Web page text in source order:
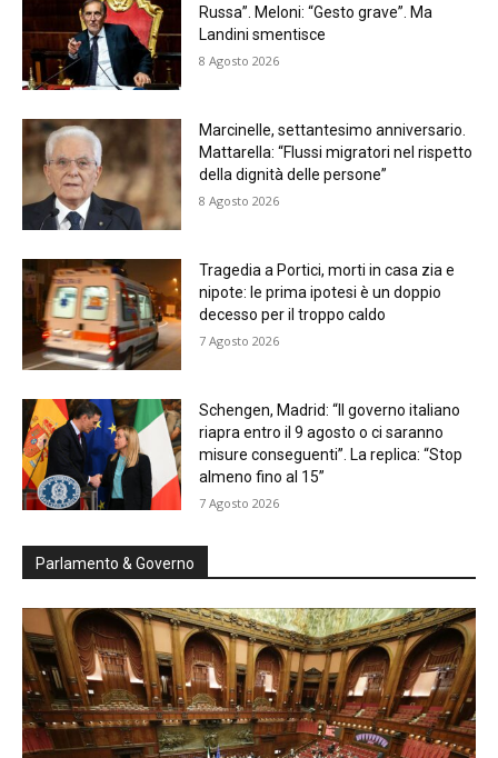
Russa”. Meloni: “Gesto grave”. Ma
Landini smentisce
8 Agosto 2026
Marcinelle, settantesimo anniversario.
Mattarella: “Flussi migratori nel rispetto
della dignità delle persone”
8 Agosto 2026
Tragedia a Portici, morti in casa zia e
nipote: le prima ipotesi è un doppio
decesso per il troppo caldo
7 Agosto 2026
Schengen, Madrid: “Il governo italiano
riapra entro il 9 agosto o ci saranno
misure conseguenti”. La replica: “Stop
almeno fino al 15”
7 Agosto 2026
Parlamento & Governo